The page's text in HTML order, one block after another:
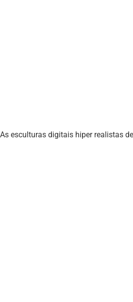
As esculturas digitais hiper realistas